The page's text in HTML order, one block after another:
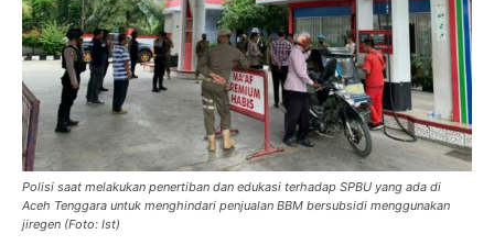
Polisi saat melakukan penertiban dan edukasi terhadap SPBU yang ada di
Aceh Tenggara untuk menghindari penjualan BBM bersubsidi menggunakan
jiregen (Foto: Ist)